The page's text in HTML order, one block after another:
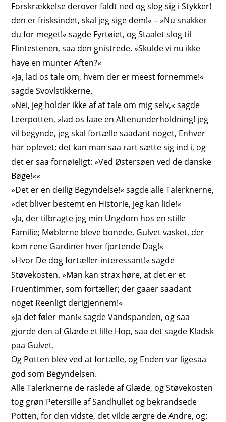
Forskrækkelse derover faldt ned og slog sig i Stykker!
den er frisksindet, skal jeg sige dem!« – »Nu snakker
du for meget!« sagde Fyrtøiet, og Staalet slog til
Flintestenen, saa den gnistrede. »Skulde vi nu ikke
have en munter Aften?«
»Ja, lad os tale om, hvem der er meest fornemme!«
sagde Svovlstikkerne.
»Nei, jeg holder ikke af at tale om mig selv,« sagde
Leerpotten, »lad os faae en Aftenunderholdning! jeg
vil begynde, jeg skal fortælle saadant noget, Enhver
har oplevet; det kan man saa rart sætte sig ind i, og
det er saa fornøieligt: »Ved Østersøen ved de danske
Bøge!««
»Det er en deilig Begyndelse!« sagde alle Talerknerne,
»det bliver bestemt en Historie, jeg kan lide!«
»Ja, der tilbragte jeg min Ungdom hos en stille
Familie; Møblerne bleve bonede, Gulvet vasket, der
kom rene Gardiner hver fjortende Dag!«
»Hvor De dog fortæller interessant!« sagde
Støvekosten. »Man kan strax høre, at det er et
Fruentimmer, som fortæller; der gaaer saadant
noget Reenligt derigjennem!«
»Ja det føler man!« sagde Vandspanden, og saa
gjorde den af Glæde et lille Hop, saa det sagde Kladsk
paa Gulvet.
Og Potten blev ved at fortælle, og Enden var ligesaa
god som Begyndelsen.
Alle Talerknerne de raslede af Glæde, og Støvekosten
tog grøn PetersilleafSandhullet og bekrandsede
Potten, for den vidste, det vilde ærgre de Andre, og: